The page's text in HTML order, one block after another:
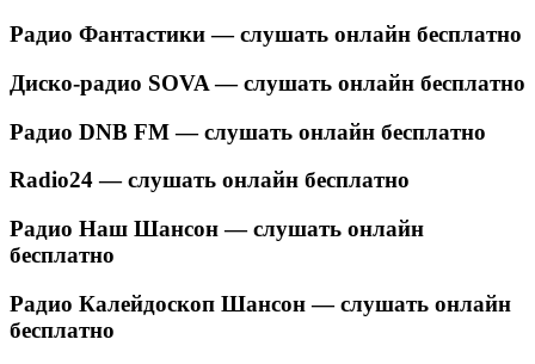
Радио Фантастики — слушать онлайн бесплатно
Диско-радио SOVA — слушать онлайн бесплатно
Радио DNB FM — слушать онлайн бесплатно
Radio24 — слушать онлайн бесплатно
Радио Наш Шансон — слушать онлайн
бесплатно
Радио Калейдоскоп Шансон — слушать онлайн
бесплатно